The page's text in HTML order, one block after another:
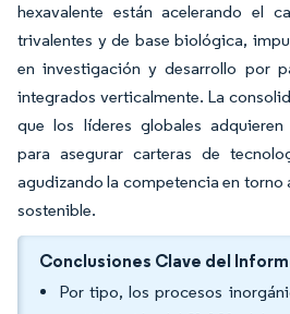
hexavalente están acelerando el
trivalentes y de base biológica,
en investigación y desarrollo por
integrados verticalmente. La
que los líderes globales adquieren
para asegurar carteras de
agudizando la competencia en torno
sostenible.
Conclusiones Clave del
Por tipo, los procesos